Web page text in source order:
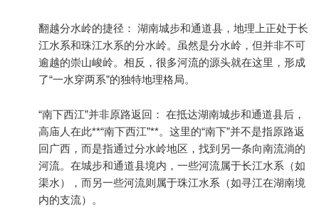
翻越分水岭的捷径： 湖南城步和通道县，地理上正处于长
江水系和珠江水系的分水岭。虽然是分水岭，但并非不可
逾越的崇山峻岭。相反，很多河流的源头就在这里，形成
了“一水穿两系”的独特地理格局。
“南下西江”并非原路返回： 在抵达湖南城步和通道县后，
高庙人在此**“南下西江”**。这里的“南下”并不是指原路返
回广西，而是指通过分水岭地区，找到另一条向南流淌的
河流。在城步和通道县境内，一些河流属于长江水系（如
渠水），而另一些河流则属于珠江水系（如寻江在湖南境
内的支流）。